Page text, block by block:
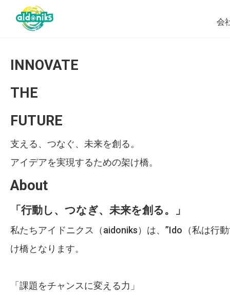
会
INNOVATE
THE
FUTURE
支える、つなぐ、未来を創る。
アイデアを実現するための架け橋。
About
「行動し、つなぎ、未来を創る。」
私たちアイドニクス（aidoniks）は、”Ido（私は行
け橋となります。
「課題をチャンスに変える力」